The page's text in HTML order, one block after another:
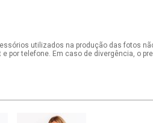
utilizados na produção das fotos
por telefone. Em caso de divergência, o